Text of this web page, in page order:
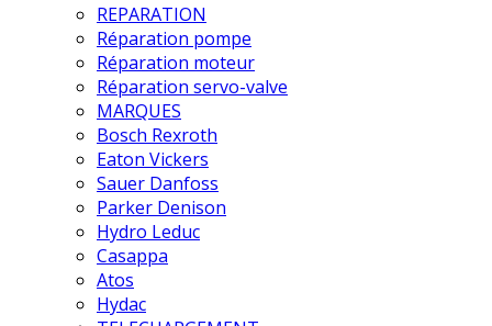
REPARATION
Réparation pompe
Réparation moteur
Réparation servo-valve
MARQUES
Bosch Rexroth
Eaton Vickers
Sauer Danfoss
Parker Denison
Hydro Leduc
Casappa
Atos
Hydac